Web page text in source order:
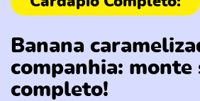
Banana
companhia: monte
completo!